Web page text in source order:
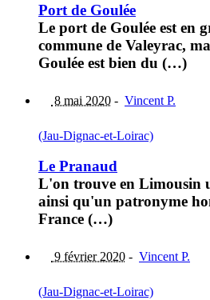
Port de Goulée
Le port de Goulée est en
commune de Valeyrac,
Goulée est bien du (…)
8 mai 2020 - Vincent P.
(Jau-Dignac-et-Loirac)
Le Pranaud
L'on trouve en Limousin
ainsi qu'un patronyme
France (…)
9 février 2020 - Vincent P.
(Jau-Dignac-et-Loirac)